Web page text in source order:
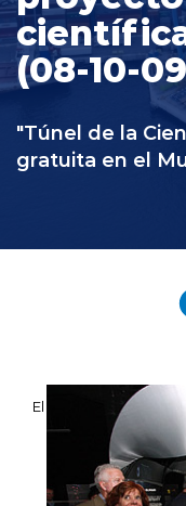
Políticas y
(08-10-
"Túnel de la
gratuita en el
El